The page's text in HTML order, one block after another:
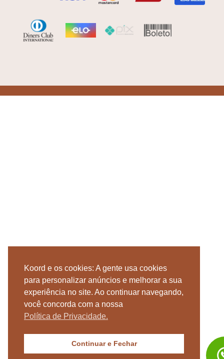
Koord e os cookies: A gente usa cookies
para personalizar anúncios e melhorar a sua
experiência no site. Ao continuar navegando,
você concorda com a nossa
Política de Privacidade.
Continuar e Fechar